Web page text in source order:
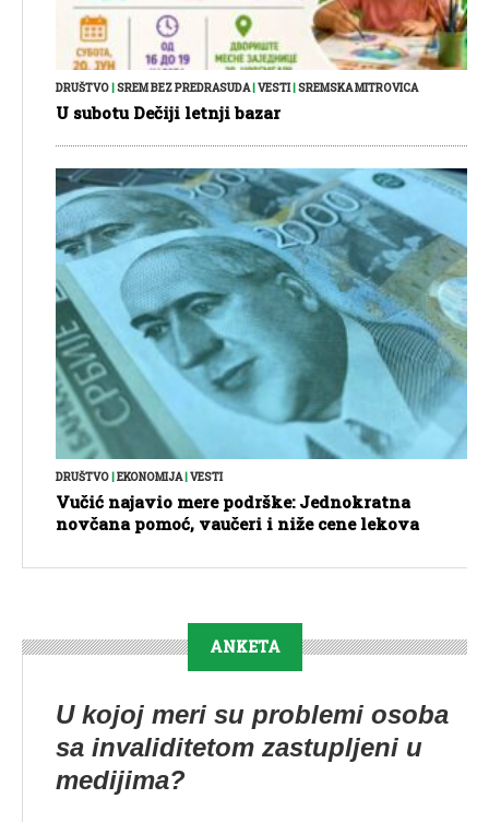
DRUŠTVO SREM BEZ PREDRASUDA| VESTI| SREMSKA MITROVICA
U subotu Dečiji letnji bazar
DRUŠTVO|EKONOMIJA|VESTI
Vučić najavio mere podrške: Jednokratna
novčana pomoć, vaučeri i niže cene lekova
ANKETA
U kojoj meri su problemi osoba
sa invaliditetom zastupljeni u
medijima?